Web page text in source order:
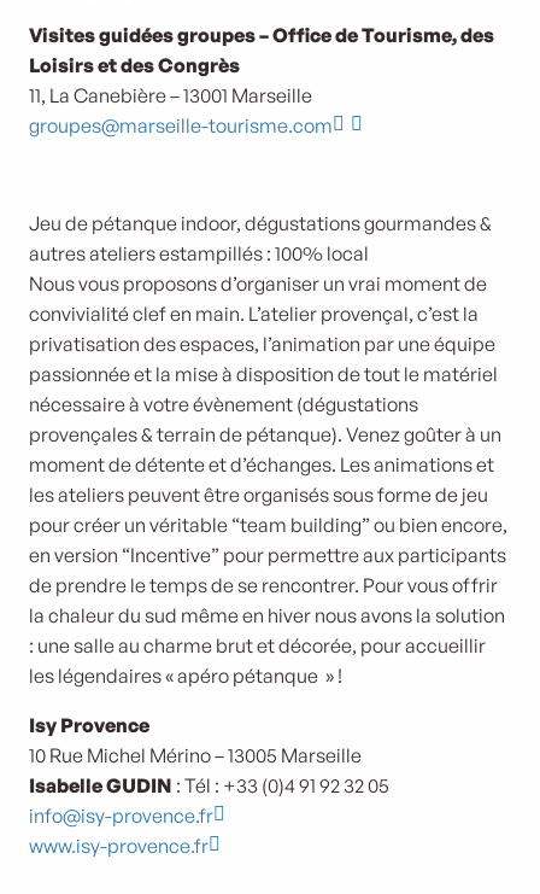
Visites guidées groupes – Office de Tourisme, des
Loisirs et des Congrès
11, La Canebière – 13001 Marseille
groupes@marseille-tourisme.com
Jeu de pétanque indoor, dégustations gourmandes &
autres ateliers estampillés : 100% local
Nous vous proposons d’organiser un vrai moment de
convivialité clef en main. L’atelier provençal, c’est la
privatisation des espaces, l’animation par une équipe
passionnée et la mise à disposition de tout le matériel
nécessaire à votre évènement (dégustations
provençales & terrain de pétanque). Venez goûter à un
moment de détente et d’échanges. Les animations et
les ateliers peuvent être organisés sous forme de jeu
pour créer un véritable “team building” ou bien encore,
en version “Incentive” pour permettre aux participants
de prendre le temps de se rencontrer. Pour vous offrir
la chaleur du sud même en hiver nous avons la solution
: une salle au charme brut et décorée, pour accueillir
les légendaires « apéro pétanque » !
Isy Provence
10 Rue Michel Mérino – 13005 Marseille
Isabelle GUDIN : Tél : +33 (0)4 91 92 32 05
info@isy-provence.fr
www.isy-provence.fr